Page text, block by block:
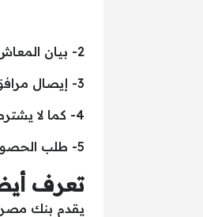
2- بيان المعاش المعتمد من جهة التحويل على البنك
3- إيصال مرافق حديث ( كهرباء – مياه – غاز – تليفون)
4- كما لا يشترط البنك وجود ضامن للعميل
5- طلب الحصول على القرض
تعرف